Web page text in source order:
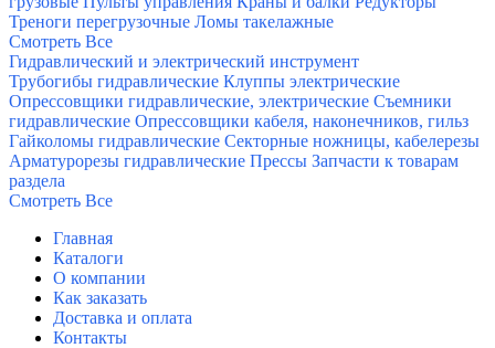
Треноги перегрузочные Ломы такелажные
Смотреть Все
Гидравлический и электрический инструмент
Трубогибы гидравлические Клуппы электрические
Опрессовщики гидравлические, электрические Съемники
гидравлические Опрессовщики кабеля, наконечников, гильз
Гайколомы гидравлические Секторные ножницы, кабелерезы
Арматурорезы гидравлические Прессы Запчасти к товарам
раздела
Смотреть Все
Главная
Каталоги
О компании
Как заказать
Доставка и оплата
Контакты